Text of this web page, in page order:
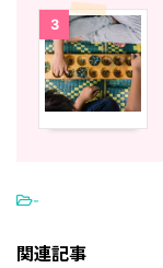
3
-
関連記事